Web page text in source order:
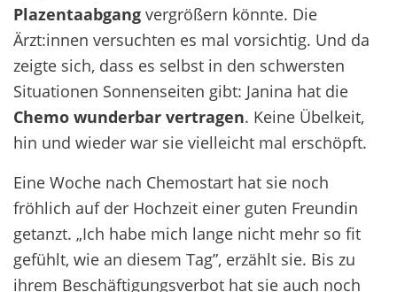
Plazentaabgang vergrößern könnte. Die
Ärzt:innen versuchten es mal vorsichtig. Und da
zeigte sich, dass es selbst in den schwersten
Situationen Sonnenseiten gibt: Janina hat die
Chemo wunderbar vertragen. Keine Übelkeit,
hin und wieder war sie vielleicht mal erschöpft.
Eine Woche nach Chemostart hat sie noch
fröhlich auf der Hochzeit einer guten Freundin
getanzt. „Ich habe mich lange nicht mehr so fit
gefühlt, wie an diesem Tag”, erzählt sie. Bis zu
ihrem Beschäftigungsverbot hat sie auch noch